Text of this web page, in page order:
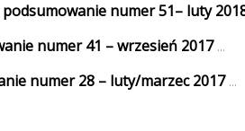
numer 51– luty
numer 41 – wrzesień 2017 ...
numer 28 – luty/marzec 2017 ...